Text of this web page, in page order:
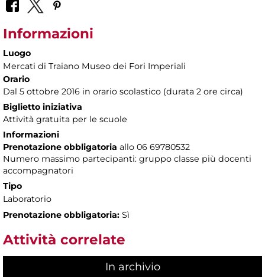
Informazioni
Luogo
Mercati di Traiano Museo dei Fori Imperiali
Orario
Dal 5 ottobre 2016 in orario scolastico (durata 2 ore circa)
Biglietto iniziativa
Attività gratuita per le scuole
Informazioni
Prenotazione obbligatoria allo 06 69780532
Numero massimo partecipanti: gruppo classe più docenti
accompagnatori
Tipo
Laboratorio
Prenotazione obbligatoria: Sì
Attività correlate
In archivio